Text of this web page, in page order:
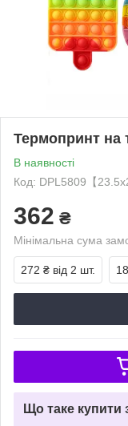
Термопринт на
В наявності
Код: DPL5809【
362 ₴
Мінімальна сума
272 ₴ від 2 шт.
Що таке купити